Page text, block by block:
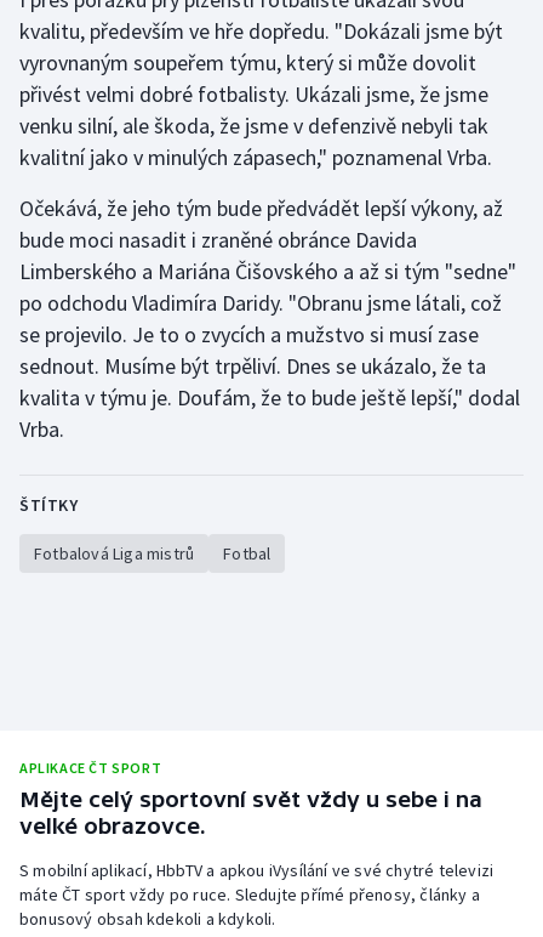
Vodní slalom
Volejbal
Ostatní
kvalitu, především ve hře dopředu. "Dokázali jsme být
vyrovnaným soupeřem týmu, který si může dovolit
přivést velmi dobré fotbalisty. Ukázali jsme, že jsme
venku silní, ale škoda, že jsme v defenzivě nebyli tak
kvalitní jako v minulých zápasech," poznamenal Vrba.
Očekává, že jeho tým bude předvádět lepší výkony, až
bude moci nasadit i zraněné obránce Davida
Limberského a Mariána Čišovského a až si tým "sedne"
po odchodu Vladimíra Daridy. "Obranu jsme látali, což
se projevilo. Je to o zvycích a mužstvo si musí zase
sednout. Musíme být trpěliví. Dnes se ukázalo, že ta
kvalita v týmu je. Doufám, že to bude ještě lepší," dodal
Vrba.
ŠTÍTKY
Fotbalová Liga mistrů Fotbal
APLIKACE ČT SPORT
Mějte celý sportovní svět vždy u sebe i na
velké obrazovce.
S mobilní aplikací, HbbTV a apkou iVysílání ve své chytré televizi
máte ČT sport vždy po ruce. Sledujte přímé přenosy, články a
bonusový obsah kdekoli a kdykoli.